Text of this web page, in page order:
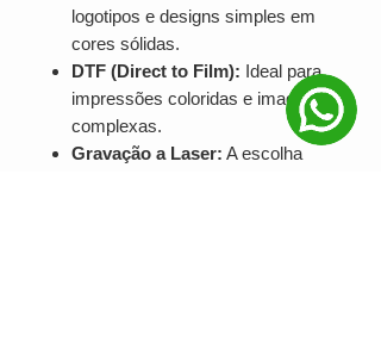
logotipos e designs simples em
cores sólidas.
DTF (Direct to Film): Ideal para
impressões coloridas e imagens
complexas.
Gravação a Laser: A escolha